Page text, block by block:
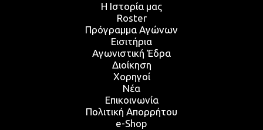
Η Ιστορία μας
Roster
Πρόγραμμα Αγώνων
Εισιτήρια
Αγωνιστική Έδρα
Διοίκηση
Χορηγοί
Νέα
Επικοινωνία
Πολιτική Απορρήτου
e-Shop